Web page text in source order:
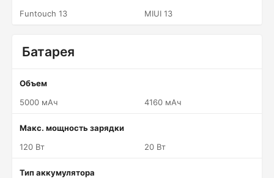
Funtouch 13
MIUI 13
Батарея
Объем
5000 мАч
4160 мАч
Макс. мощность зарядки
120 Вт
20 Вт
Тип аккумулятора